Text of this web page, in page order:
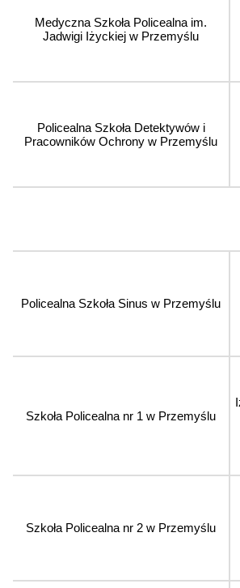
Medyczna Szkoła Policealna im.
Jadwigi Iżyckiej w Przemyślu
Policealna Szkoła Detektywów i
Pracowników Ochrony w Przemyślu
Policealna Szkoła Sinus w Przemyślu
Szkoła Policealna nr 1 w Przemyślu
Szkoła Policealna nr 2 w Przemyślu